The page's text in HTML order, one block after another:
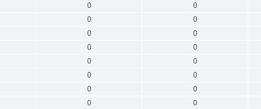
0 0
0 0
0 0
0 0
0 0
0 0
0 0
0 0